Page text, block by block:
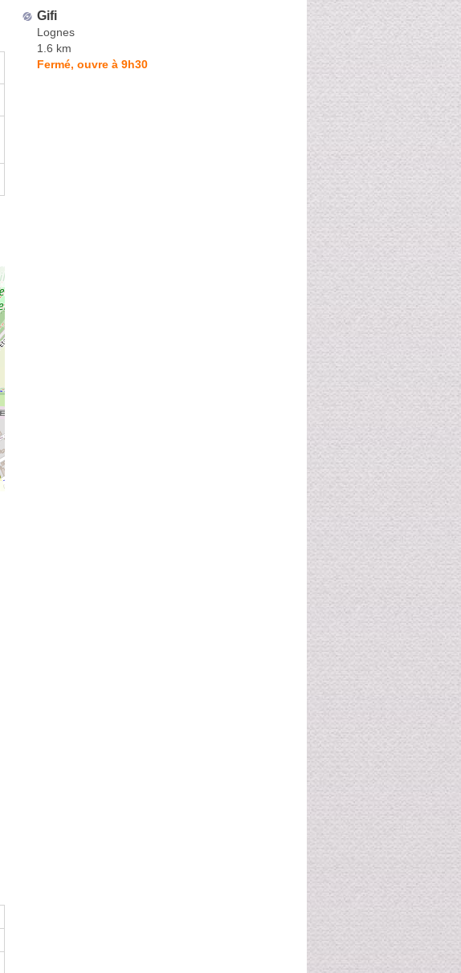
Gifi
Lognes
1.6 km
Fermé, ouvre à 9h30